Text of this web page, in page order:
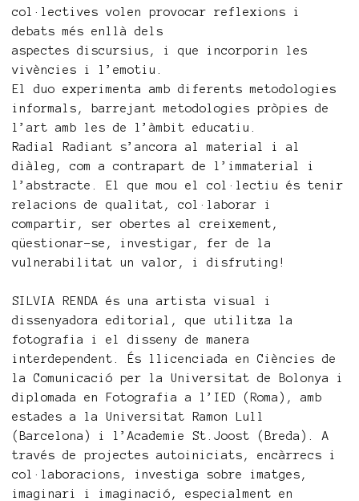
col·lectives volen provocar reflexions i
debats més enllà dels
aspectes discursius, i que incorporin les
vivències i l’emotiu.
El duo experimenta amb diferents metodologies
informals, barrejant metodologies pròpies de
l’art amb les de l’àmbit educatiu.
Radial Radiant s’ancora al material i al
diàleg, com a contrapart de l’immaterial i
l’abstracte. El que mou el col·lectiu és tenir
relacions de qualitat, col·laborar i
compartir, ser obertes al creixement,
qüestionar-se, investigar, fer de la
vulnerabilitat un valor, i disfruting!
SILVIA RENDA és una artista visual i
dissenyadora editorial, que utilitza la
fotografia i el disseny de manera
interdependent. És llicenciada en Ciències de
la Comunicació per la Universitat de Bolonya i
diplomada en Fotografia a l’IED (Roma), amb
estades a la Universitat Ramon Lull
(Barcelona) i l’Academie St.Joost (Breda). A
través de projectes autoiniciats, encàrrecs i
col·laboracions, investiga sobre imatges,
imaginari i imaginació, especialment en